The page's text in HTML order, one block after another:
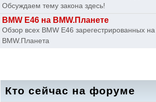
Обсуждаем тему закона здесь!
BMW E46 на BMW.Планете
Обзор всех BMW E46 зарегестрированных на
BMW.Планета
Кто сейчас на форуме